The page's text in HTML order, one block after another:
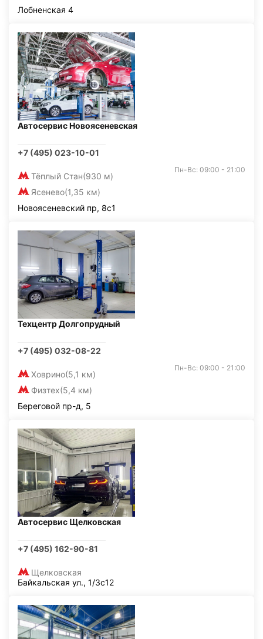
Лобненская 4
Автосервис Новоясеневская
+7 (495) 023-10-01
Тёплый Стан(930 м)
Ясенево(1,35 км)
Пн-Вс: 09:00 - 21:00
Новоясеневский пр, 8с1
Техцентр Долгопрудный
+7 (495) 032-08-22
Ховрино(5,1 км)
Физтех(5,4 км)
Пн-Вс: 09:00 - 21:00
Береговой пр-д, 5
Автосервис Щелковская
+7 (495) 162-90-81
Щелковская
Байкальская ул., 1/3с12